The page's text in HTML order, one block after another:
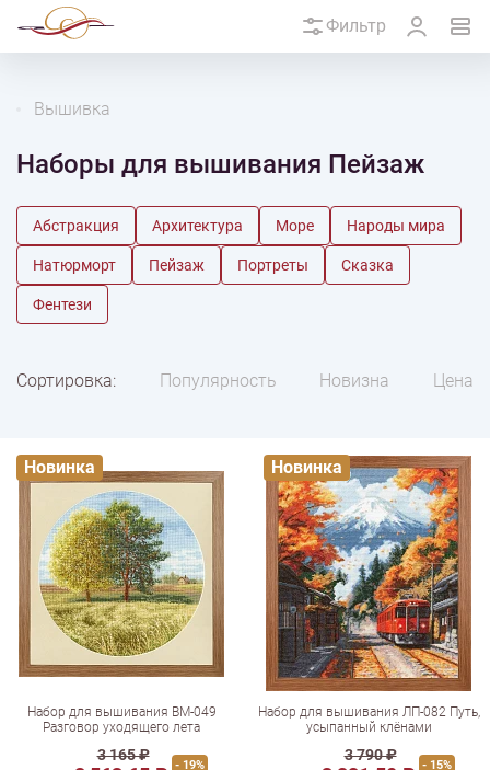
Фильтр
Вышивка
Наборы для вышивания Пейзаж
Абстракция Архитектура Море Народы мира
Натюрморт Пейзаж Портреты Сказка
Фентези
Сортировка: Популярность Новизна Цена
Набор для вышивания ВМ-049
Разговор уходящего лета
3 165 ₽
- 19%
Новинка
Набор для вышивания ЛП-082 Путь,
усыпанный клёнами
3 790 ₽
- 15%
Новинка